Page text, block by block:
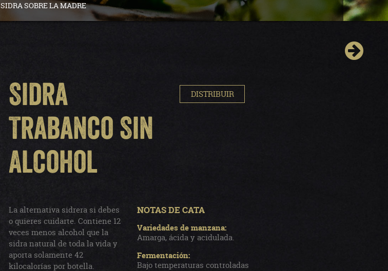
SIDRA SOBRE LA MADRE
Sidra
Trabanco Sin
Alcohol
DISTRIBUIR
La alternativa sidrera si debes
o quieres cuidarte. Contiene 12
veces menos alcohol que la
sidra natural de toda la vida y
aporta solamente 42
kilocalorías por botella.
NOTAS DE CATA
Variedades de manzana:
Amarga, ácida y acidulada.
Fermentación:
Bajo temperaturas controladas